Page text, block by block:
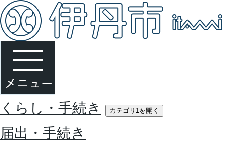
くらし・手続き カテゴリ1を開く
届出・手続き